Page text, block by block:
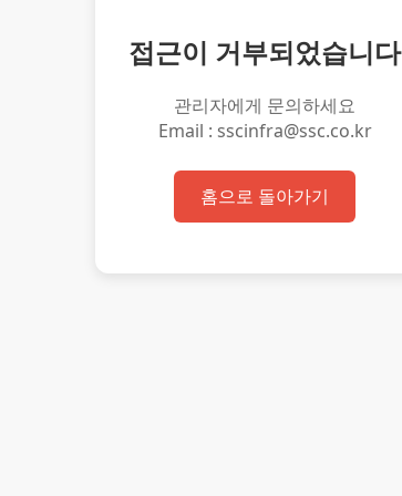
접근이 거부되었습니다
관리자에게 문의하세요
Email : sscinfra@ssc.co.kr
홈으로 돌아가기